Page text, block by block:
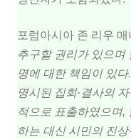
포럼아시아 존 리우 매
추구할 권리가 있으며
명에 대한 책임이 있
명시된 집회·결사의
적으로 표출하였으며,
하는 대신 시민의 진